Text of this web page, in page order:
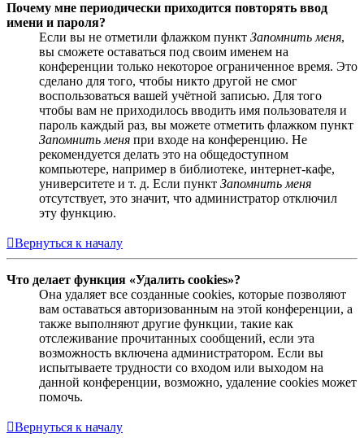
Почему мне периодически приходится повторять ввод
имени и пароля?
Если вы не отметили флажком пункт Запомнить меня,
вы сможете оставаться под своим именем на
конференции только некоторое ограниченное время. Это
сделано для того, чтобы никто другой не смог
воспользоваться вашей учётной записью. Для того
чтобы вам не приходилось вводить имя пользователя и
пароль каждый раз, вы можете отметить флажком пункт
Запомнить меня при входе на конференцию. Не
рекомендуется делать это на общедоступном
компьютере, например в библиотеке, интернет-кафе,
университете и т. д. Если пункт Запомнить меня
отсутствует, это значит, что администратор отключил
эту функцию.
Вернуться к началу
Что делает функция «Удалить cookies»?
Она удаляет все созданные cookies, которые позволяют
вам оставаться авторизованным на этой конференции, а
также выполняют другие функции, такие как
отслеживание прочитанных сообщений, если эта
возможность включена администратором. Если вы
испытываете трудности со входом или выходом на
данной конференции, возможно, удаление cookies может
помочь.
Вернуться к началу